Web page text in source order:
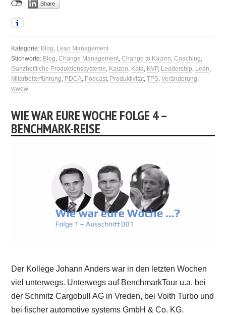
Kategorie: Blog, Lean Management
Stichworte: Blog,Change Management,Change to Kaizen,Coaching,
Ganzheitliche Produktionssysteme, Kaizen, Kata, KVP, Leadership, Lean,
Mitarbeiterführung, PDCA, Podcast, Produktivität,TPS,Veränderung,
wwew
WIE WAR EURE WOCHE FOLGE 4 –
BENCHMARK-REISE
Der Kollege Johann Anders war in den letzten Wochen
viel unterwegs. Unterwegs auf BenchmarkTour u.a. bei
der Schmitz Cargobull AG in Vreden, bei Voith Turbo und
bei fischer automotive systems GmbH & Co. KG.